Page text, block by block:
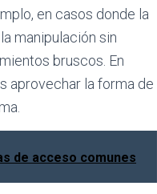
en casos donde la
manipulación sin
bruscos. En
aprovechar la forma de
de acceso comunes